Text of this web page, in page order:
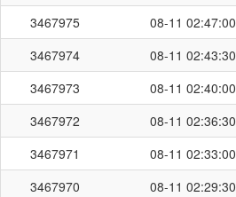
3467975
08-11 02:47:00
3467974
08-11 02:43:30
3467973
08-11 02:40:00
3467972
08-11 02:36:30
3467971
08-11 02:33:00
3467970
08-11 02:29:30